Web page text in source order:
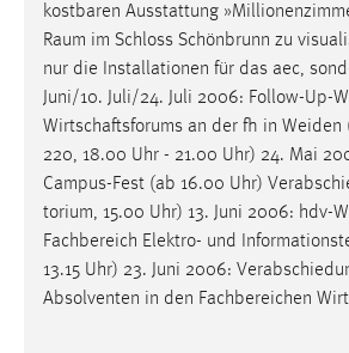
kostbaren Ausstattung
Raum im Schloss Schönbrunn zu
nur die Installationen für das aec,
Juni/10. Juli/24. Juli 2006: Follow-Up-
Wirtschaftsforums an der fh in Weiden
220, 18.00 Uhr - 21.00 Uhr) 24. Mai
Campus-Fest (ab 16.00 Uhr)
torium, 15.00 Uhr) 13. Juni 2006: hdv-
Fachbereich Elektro- und
13.15 Uhr) 23. Juni 2006:
Absolventen in den Fachbereichen